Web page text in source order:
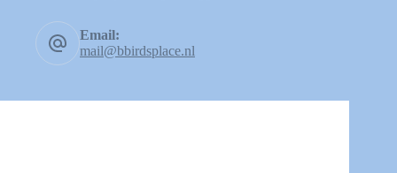
Email:
mail@bbirdsplace.nl